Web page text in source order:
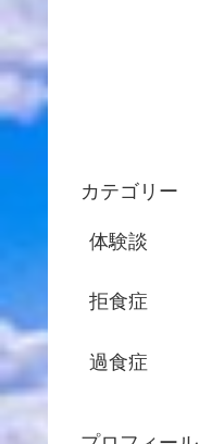
カテゴリー
体験談
拒食症
過食症